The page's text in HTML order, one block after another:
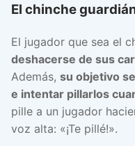
El chinche
El jugador que sea el
deshacerse de sus
Además, su objetivo
e intentar pillarlos
pille a un jugador
voz alta: «¡Te pillé!».